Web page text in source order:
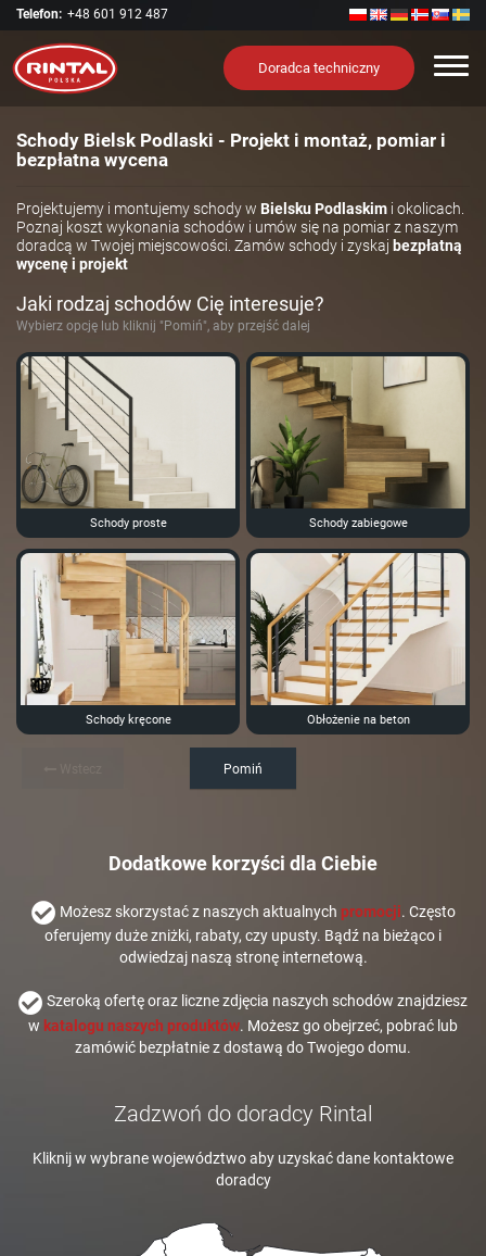
Telefon: +48 601 912 487
Doradca techniczny
Schody Bielsk Podlaski - Projekt i montaż, pomiar i
bezpłatna wycena
Projektujemy i montujemy schody w Bielsku Podlaskim i okolicach.
Poznaj koszt wykonania schodów i umów się na pomiar z naszym
doradcą w Twojej miejscowości. Zamów schody i zyskaj bezpłatną
wycenę i projekt
Jaki rodzaj schodów Cię interesuje?
Wybierz opcję lub kliknij "Pomiń", aby przejść dalej
Schody proste Schody zabiegowe
Schody kręcone Obłożenie na beton
Pomiń
Dodatkowe korzyści dla Ciebie
Możesz skorzystać z naszych aktualnych promocji. Często
oferujemy duże zniżki, rabaty, czy upusty. Bądź na bieżąco i
odwiedzaj naszą stronę internetową.
Szeroką ofertę oraz liczne zdjęcia naszych schodów znajdziesz
w katalogu naszych produktów. Możesz go obejrzeć, pobrać lub
zamówić bezpłatnie z dostawą do Twojego domu.
Zadzwoń do doradcy Rintal
Kliknij w wybrane województwo aby uzyskać dane kontaktowe
doradcy